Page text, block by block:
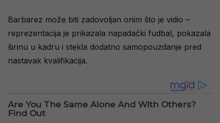
Barbarez može biti zadovoljan onim što je vidio –
reprezentacija je prikazala napadački fudbal, pokazala
širinu u kadru i stekla dodatno samopouzdanje pred
nastavak kvalifikacija.